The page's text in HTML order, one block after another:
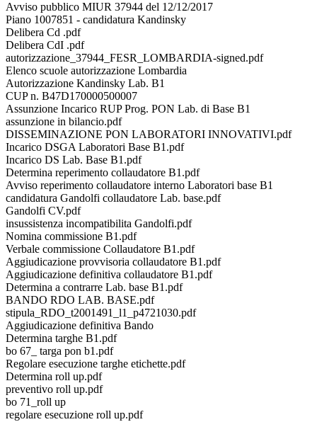
Avviso pubblico MIUR 37944 del 12/12/2017
Piano 1007851 - candidatura Kandinsky
Delibera Cd .pdf
Delibera CdI .pdf
autorizzazione_37944_FESR_LOMBARDIA-signed.pdf
Elenco scuole autorizzazione Lombardia
Autorizzazione Kandinsky Lab. B1
CUP n. B47D170000500007
Assunzione Incarico RUP Prog. PON Lab. di Base B1
assunzione in bilancio.pdf
DISSEMINAZIONE PON LABORATORI INNOVATIVI.pdf
Incarico DSGA Laboratori Base B1.pdf
Incarico DS Lab. Base B1.pdf
Determina reperimento collaudatore B1.pdf
Avviso reperimento collaudatore interno Laboratori base B1
candidatura Gandolfi collaudatore Lab. base.pdf
Gandolfi CV.pdf
insussistenza incompatibilita Gandolfi.pdf
Nomina commissione B1.pdf
Verbale commissione Collaudatore B1.pdf
Aggiudicazione provvisoria collaudatore B1.pdf
Aggiudicazione definitiva collaudatore B1.pdf
Determina a contrarre Lab. base B1.pdf
BANDO RDO LAB. BASE.pdf
stipula_RDO_t2001491_l1_p4721030.pdf
Aggiudicazione definitiva Bando
Determina targhe B1.pdf
bo 67_ targa pon b1.pdf
Regolare esecuzione targhe etichette.pdf
Determina roll up.pdf
preventivo roll up.pdf
bo 71_roll up
regolare esecuzione roll up.pdf